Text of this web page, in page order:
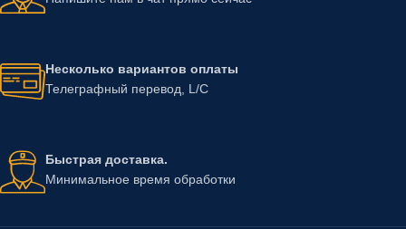
Несколько вариантов оплаты
Телеграфный перевод, L/C
Быстрая доставка.
Минимальное время обработки